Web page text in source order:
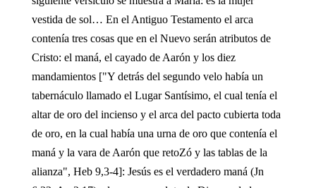
vestida de sol… En el Antiguo Testamento el arca
contenía tres cosas que en el Nuevo serán atributos de
Cristo: el maná, el cayado de Aarón y los diez
mandamientos ["Y detrás del segundo velo había un
tabernáculo llamado el Lugar Santísimo, el cual tenía el
altar de oro del incienso y el arca del pacto cubierta toda
de oro, en la cual había una urna de oro que contenía el
maná y la vara de Aarón que retoZó y las tablas de la
alianza", Heb 9,3-4]: Jesús es el verdadero maná (Jn